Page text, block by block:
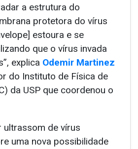
a estrutura do
protetora do vírus
estoura e se
que o vírus invada
explica Odemir Martinez
do Instituto de Física de
da USP que coordenou o
ultrassom de vírus
uma nova possibilidade